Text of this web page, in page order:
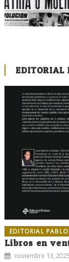
EDITORIAL
EDITORIAL PABLO
Libros en
noviembre 13, 2025